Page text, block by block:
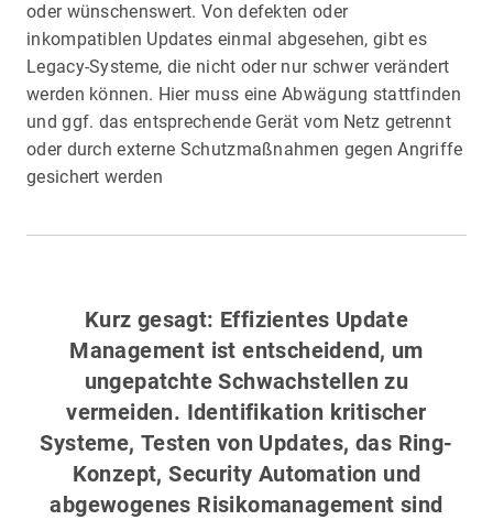
oder wünschenswert. Von defekten oder
inkompatiblen Updates einmal abgesehen, gibt es
Legacy-Systeme, die nicht oder nur schwer verändert
werden können. Hier muss eine Abwägung stattfinden
und ggf. das entsprechende Gerät vom Netz getrennt
oder durch externe Schutzmaßnahmen gegen Angriffe
gesichert werden
Kurz gesagt: Effizientes Update
Management ist entscheidend, um
ungepatchte Schwachstellen zu
vermeiden. Identifikation kritischer
Systeme, Testen von Updates, das Ring-
Konzept, Security Automation und
abgewogenes Risikomanagement sind